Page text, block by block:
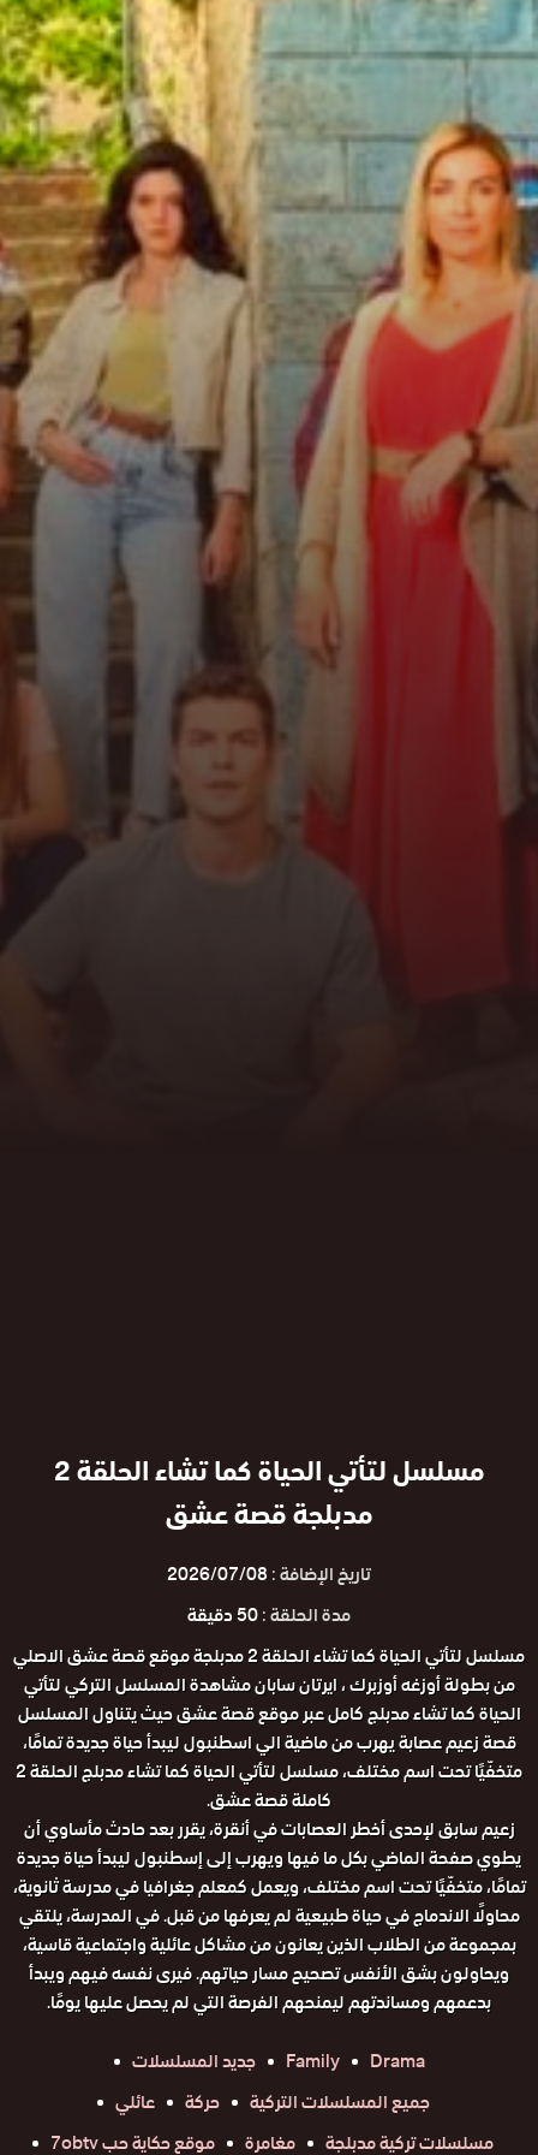
مسلسل لتأتي الحياة كما تشاء الحلقة 2
مدبلجة قصة عشق
تاريخ الإضافة :2026/07/08
مدة الحلقة :50 دقيقة
مسلسل لتأتي الحياة كما تشاء الحلقة 2 مدبلجة موقع قصة عشق الاصلي
من بطولة أوزغه أوزبرك ، ايرتان سابان مشاهدة المسلسل التركي لتأتي
الحياة كما تشاء مدبلج كامل عبر موقع قصة عشق حيث يتناول المسلسل
قصة زعيم عصابة يهرب من ماضية الي اسطنبول ليبدأ حياة جديدة تمامًا،
متخفّيًا تحت اسم مختلف، مسلسل لتأتي الحياة كما تشاء مدبلج الحلقة 2
كاملة قصة عشق.
زعيم سابق لإحدى أخطر العصابات في أنقرة، يقرر بعد حادث مأساوي أن
يطوي صفحة الماضي بكل ما فيها ويهرب إلى إسطنبول ليبدأ حياة جديدة
تمامًا، متخفّيًا تحت اسم مختلف، ويعمل كمعلم جغرافيا في مدرسة ثانوية،
محاولًا الاندماج في حياة طبيعية لم يعرفها من قبل. في المدرسة، يلتقي
بمجموعة من الطلاب الذين يعانون من مشاكل عائلية واجتماعية قاسية،
ويحاولون بشق الأنفس تصحيح مسار حياتهم. فيرى نفسه فيهم ويبدأ
بدعمهم ومساندتهم ليمنحهم الفرصة التي لم يحصل عليها يومًا.
Drama
Family
جديد المسلسلات
جميع المسلسلات التركية
حركة
عائلي
مسلسلات تركية مدبلجة
مغامرة موقع حكاية حب 7obtv